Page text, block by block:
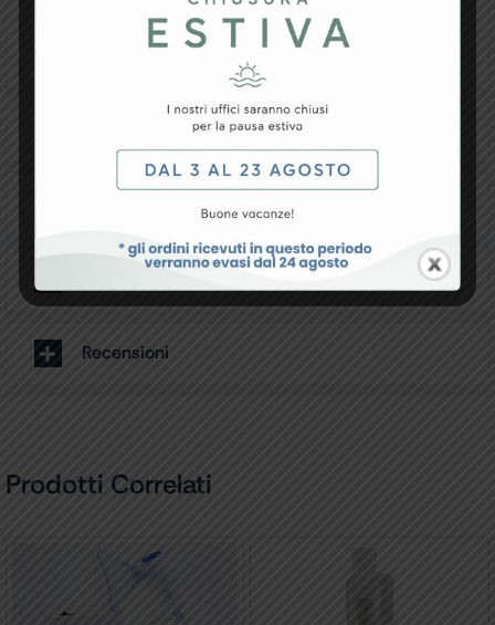
Tubo di connessione
Ampolla Nebjet
Specifiche Tecniche
Resi e Garanzia
Recensioni
Prodotti Correlati